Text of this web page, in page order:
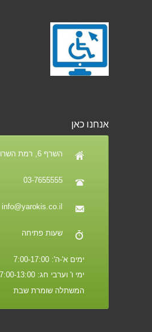
אנחנו כאן
השרף 6, רמת השרון
03-7655555
info@yarokis.co.il
שעות פתיחה
ימים א'-ה': 7:00-17:00
ימי ו' וערבי חג: 7:00-13:00
המשתלה שומרת שבת